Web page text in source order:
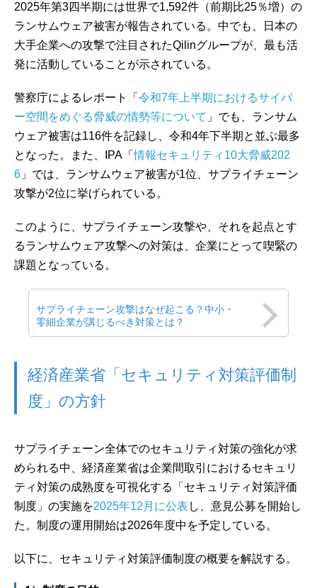
2025年第3四半期には世界で1,592件（前期比25％増）の
ランサムウェア被害が報告されている。中でも、日本の
大手企業への攻撃で注目されたQilinグループが、最も活
発に活動していることが示されている。
警察庁によるレポート「 令和7年上半期におけるサイバ
ー空間をめぐる脅威の情勢等について 」でも、ランサム
ウェア被害は116件を記録し、令和4年下半期と並ぶ最多
となった。また、IPA「情報セキュリティ10大脅威202
6 」では、ランサムウェア被害が1位、サプライチェーン
攻撃が2位に挙げられている。
このように、サプライチェーン攻撃や、それを起点とす
るランサムウェア攻撃への対策は、企業にとって喫緊の
課題となっている。
サプライチェーン攻撃はなぜ起こる？中小・
零細企業が講じるべき対策とは？
経済産業省「セキュリティ対策評価制
度」の方針
サプライチェーン全体でのセキュリティ対策の強化が求
められる中、経済産業省は企業間取引におけるセキュリ
ティ対策の成熟度を可視化する「セキュリティ対策評価
制度」の実施を2025年12月に公表 し、意見公募を開始し
た。制度の運用開始は2026年度中を予定している。
以下に、セキュリティ対策評価制度の概要を解説する。